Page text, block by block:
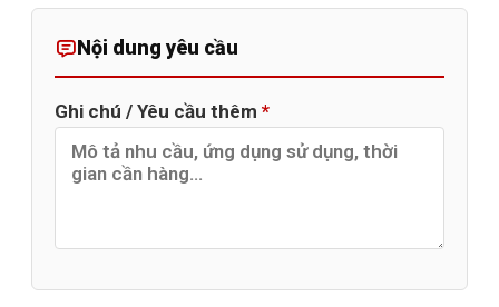
Nội dung yêu cầu
Ghi chú / Yêu cầu thêm *